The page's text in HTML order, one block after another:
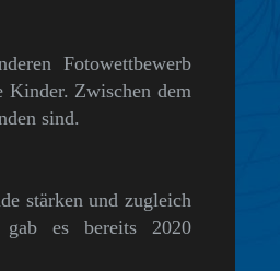
Fotowettbewerb
Kinder. Zwischen dem
sind.
stärken und zugleich
es bereits 2020